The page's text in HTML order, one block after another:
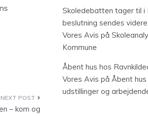
– kom og
Skoledebatten tager til i
beslutning sendes
Vores Avis på
Kommune
Åbent hus hos
Vores Avis på Åbent
udstillinger og